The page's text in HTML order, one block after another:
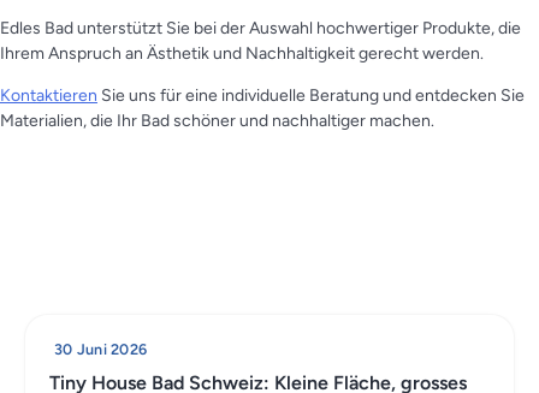
Edles Bad unterstützt Sie bei der Auswahl hochwertiger Produkte, die
Ihrem Anspruch an Ästhetik und Nachhaltigkeit gerecht werden.
Kontaktieren Sie uns für eine individuelle Beratung und entdecken Sie
Materialien, die Ihr Bad schöner und nachhaltiger machen.
30 Juni 2026
Tiny House Bad Schweiz: Kleine Fläche, grosses